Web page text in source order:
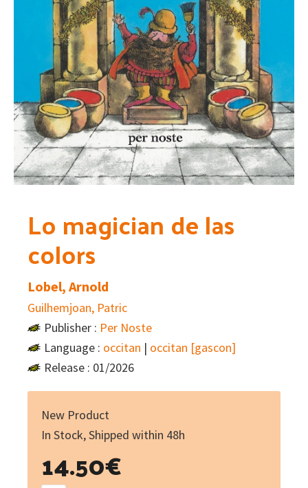
Lo magician de las
colors
Lobel, Arnold
Guilhemjoan, Patric
Publisher : Per Noste
Language : occitan | occitan [gascon]
Release : 01/2026
New Product
In Stock, Shipped within 48h
14.50€